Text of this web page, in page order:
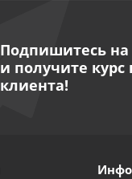
Подпишитесь на
и получите курс
клиента!